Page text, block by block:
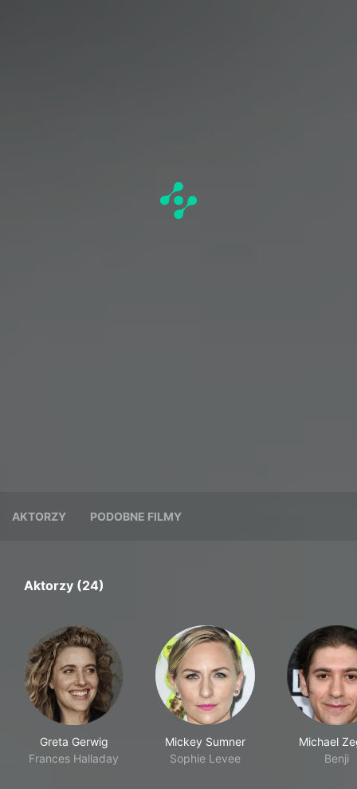
AKTORZY PODOBNE FILMY
Aktorzy (24)
Greta Gerwig
Frances Halladay
Mickey Sumner
Sophie Levee
Michael
Benji